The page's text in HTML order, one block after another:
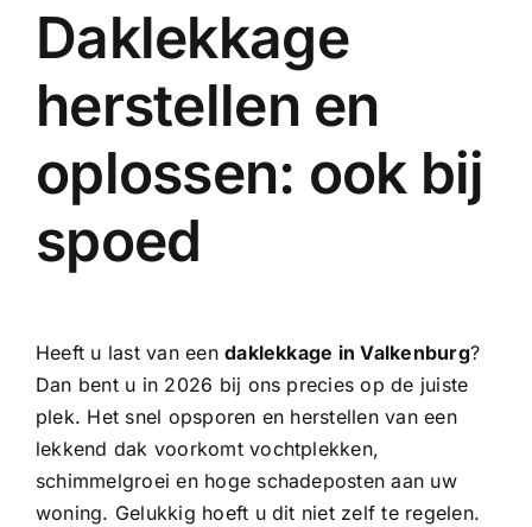
Daklekkage
herstellen en
oplossen: ook bij
spoed
Heeft u last van eendaklekkage in Valkenburg?
Dan bent u in 2026 bij ons precies op de juiste
plek. Het snel opsporen en herstellen van een
lekkend dak voorkomt vochtplekken,
schimmelgroei en hoge schadeposten aan uw
woning. Gelukkig hoeft u dit niet zelf te regelen.